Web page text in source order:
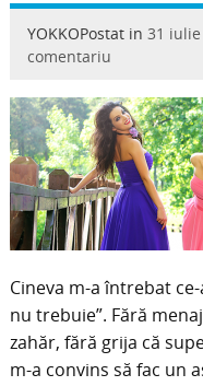
YOKKOPostat in 31 iulie
comentariu
Cineva m-a întrebat
nu trebuie”. Fără
zahăr, fără grija că
m-a convins să fac un